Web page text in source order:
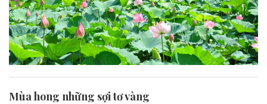
Mùa hong những sợi tơ vàng